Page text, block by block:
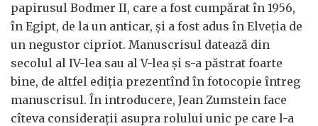
papirusul Bodmer II, care a fost cumpărat în 1956,
în Egipt, de la un anticar, şi a fost adus în Elveţia de
un negustor cipriot. Manuscrisul datează din
secolul al IV-lea sau al V-lea şi s-a păstrat foarte
bine, de altfel ediţia prezentînd în fotocopie întreg
manuscrisul. În introducere, Jean Zumstein face
cîteva consideraţii asupra rolului unic pe care l-a